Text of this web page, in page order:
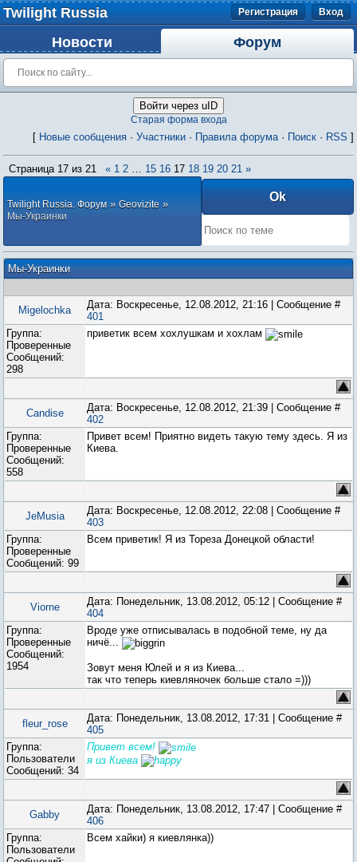
Twilight Russia Регистрация Вход
Новости Форум
Войти через uID
Старая форма входа
[ Новые сообщения · Участники · Правила форума· Поиск · RSS ]
Страница 17 из 21 « 1 2 … 15 16 17 18 19 20 21 »
Twilight Russia. Форум » Geovizite »
Мы-Украинки
Мы-Украинки
Migelochka
Дата: Воскресенье, 12.08.2012, 21:16 | Сообщение #
401
Группа:
Проверенные
Сообщений:
298
приветик всем хохлушкам и хохлам
Candise
Дата: Воскресенье, 12.08.2012, 21:39 | Сообщение #
402
Группа:
Проверенные
Сообщений:
558
Привет всем! Приятно видеть такую тему здесь. Я из
Киева.
JeMusia
Дата: Воскресенье, 12.08.2012, 22:08 | Сообщение #
403
Группа:
Проверенные
Сообщений: 99
Всем приветик! Я из Тореза Донецкой области!
Viorne
Дата: Понедельник, 13.08.2012, 05:12 | Сообщение #
404
Группа:
Проверенные
Сообщений:
1954
Вроде уже отписывалась в подобной теме, ну да
ничё...
Зовут меня Юлей и я из Киева...
так что теперь киевляночек больше стало =)))
fleur_rose
Дата: Понедельник, 13.08.2012, 17:31 | Сообщение #
405
Группа:
Пользователи
Сообщений: 34
Привет всем!
я из Киева
Gabby
Дата: Понедельник, 13.08.2012, 17:47 | Сообщение #
406
Группа:
Пользователи
Всем хайки) я киевлянка))